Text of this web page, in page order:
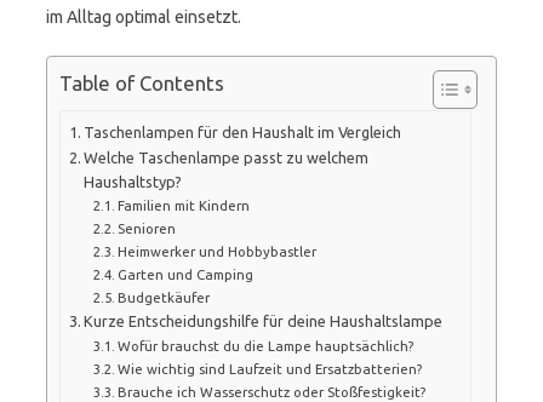
im Alltag optimal einsetzt.
Table of Contents
Taschenlampen für den Haushalt im Vergleich
Welche Taschenlampe passt zu welchem
Haushaltstyp?
Familien mit Kindern
Senioren
Heimwerker und Hobbybastler
Garten und Camping
Budgetkäufer
Kurze Entscheidungshilfe für deine Haushaltslampe
Wofür brauchst du die Lampe hauptsächlich?
Wie wichtig sind Laufzeit und Ersatzbatterien?
Brauche ich Wasserschutz oder Stoßfestigkeit?